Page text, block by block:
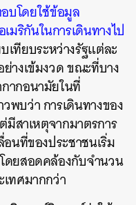
บโดยใช้ข้อมูล
ริกันในการเดินทางไป
เทียบระหว่างรัฐแต่ละ
างเข้มงวด ขณะที่บาง
ากอนามัยในที่
พบว่า การเดินทางของ
สาเหตุจากมาตรการ
นที่ของประชาชนเริ่ม
ดยสอดคล้องกับจำนวน
ทศมากกว่า